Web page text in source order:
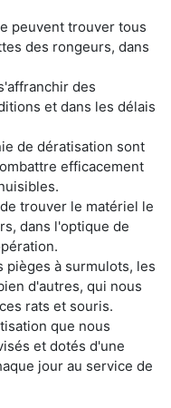
peuvent trouver tous
des rongeurs, dans
des
et dans les délais
de dératisation sont
efficacement
trouver le matériel le
dans l'optique de
pièges à surmulots, les
d'autres, qui nous
rats et souris.
que nous
et dotés d'une
jour au service de